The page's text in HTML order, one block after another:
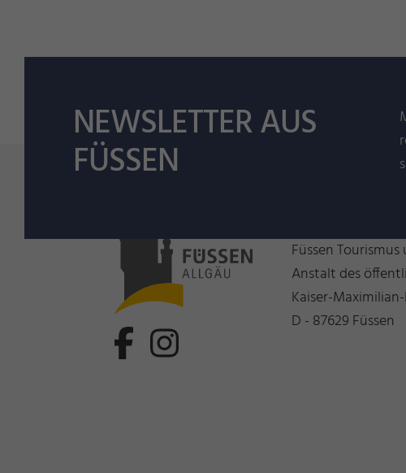
NEWSLETTER AUS
FÜSSEN
Füssen
Anstalt des
Kaiser-
D - 87629 Füssen